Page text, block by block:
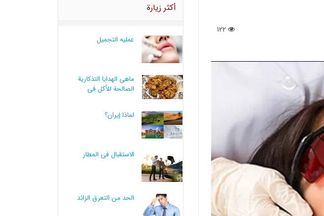
أكثر زيارة
عملیه التجمیل
ماهي الهدايا التذكارية
الصالحة للأكل في
لماذا إيران؟
الاستقبال في المطار
الحد من التعرق الزائد